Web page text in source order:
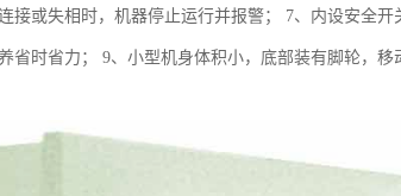
或失相时，机器停止运行并报警； 7、内设安全开
省时省力； 9、小型机身体积小，底部装有脚轮，移